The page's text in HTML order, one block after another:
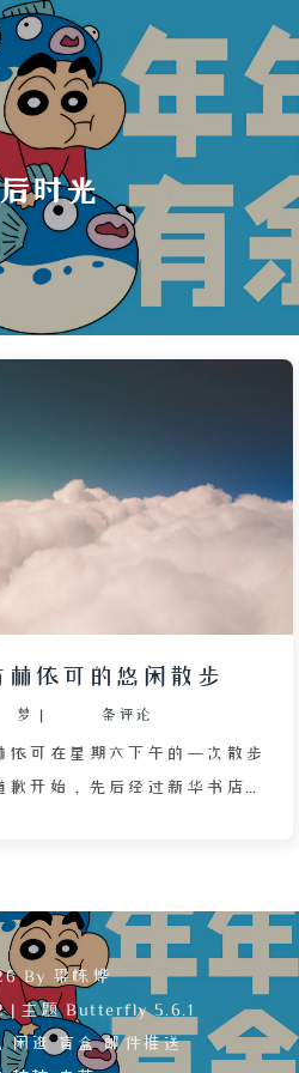
时光
林依可的悠闲散步
梦 | 条评论
依可在星期六下午的一次散步
开始，先后经过新华书店、
回忆起在广州爬白云山的往
怒火。随后在明湖超市，朋
包疼”，感叹花钱如割肉。
，作者因之前吃板栗麦旋风
影。整篇文章通过细腻的日常
By 梁栋烨
| 主题Butterfly 5.6.1
闲逛 盲盒 邮件推送